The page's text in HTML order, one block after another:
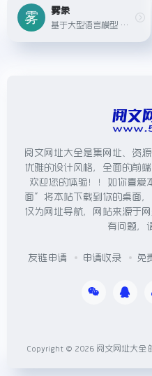
雾象
基于大型语言模型 （LLM） 构建的人工智能驱动的动画引擎代理。您只需输入抽象概念或描述性关键字，Fogsight 就会将它们解释成高质量、生动的动画视频。
阅文网址大全是集网址、资
优雅的设计风格，全面的前
欢迎您的体验！！如你喜
面”将本站下载到你的桌面
仅为网址导航，网站来源于
有问题，
友链申请 申请收录 免
Copyright © 2026 阅文网址大全